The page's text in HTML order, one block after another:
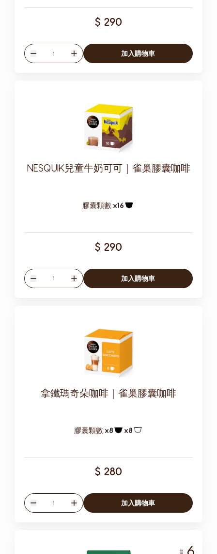
$ 290
數量
增加
加入購物車
NESQUIK兒童牛奶可可｜雀巢膠囊咖啡
膠囊顆數:x16
$ 290
數量
增加
加入購物車
拿鐵瑪奇朵咖啡｜雀巢膠囊咖啡
膠囊顆數:x8 x8
$ 280
數量
增加
加入購物車
濃度 6